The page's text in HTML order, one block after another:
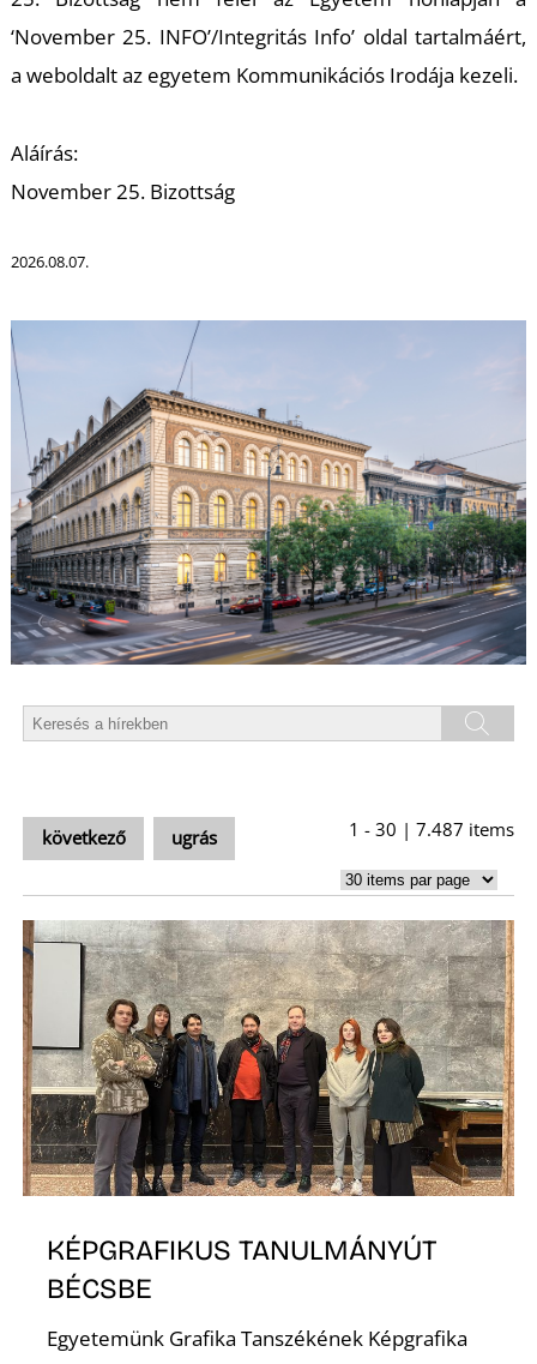
‘November 25. INFO’/Integritás Info’ oldal tartalmáért,
a weboldalt az egyetem Kommunikációs Irodája kezeli.
Aláírás:
November 25. Bizottság
2026.08.07.
következő ugrás 1 - 30 | 7.487 items
KÉPGRAFIKUS TANULMÁNYÚT
BÉCSBE
Egyetemünk Grafika Tanszékének Képgrafika